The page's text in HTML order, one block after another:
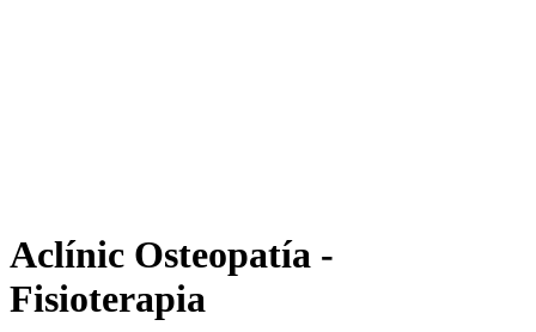
Aclínic Osteopatía -
Fisioterapia